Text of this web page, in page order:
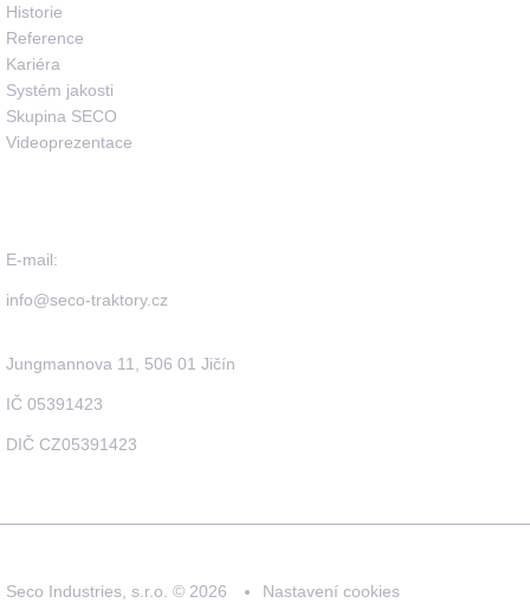
Historie
Reference
Kariéra
Systém jakosti
Skupina SECO
Videoprezentace
E-mail:
info@seco-traktory.cz
Jungmannova 11, 506 01 Jičín
IČ 05391423
DIČ CZ05391423
Seco Industries, s.r.o. © 2026 Nastavení cookies